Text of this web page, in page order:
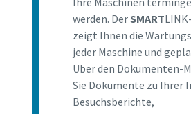
werden. DerSMART
zeigt Ihnen die
jeder Maschine und
Über den Dokumenten-
Sie Dokumente zu Ihrer
Besuchsberichte,